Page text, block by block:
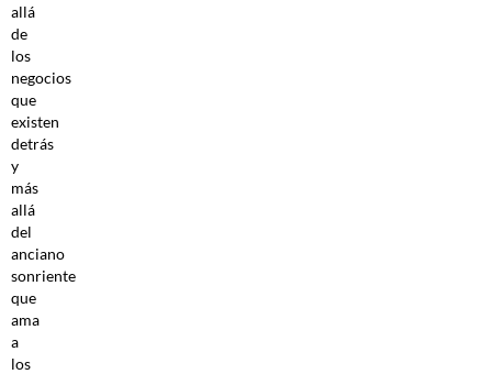
allá
de
los
negocios
que
existen
detrás
y
más
allá
del
anciano
sonriente
que
ama
a
los